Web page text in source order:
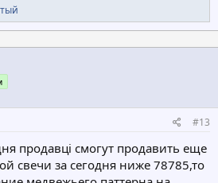
#13
продавці смогут продавить еще
свечи за сегодня ниже 78785,то